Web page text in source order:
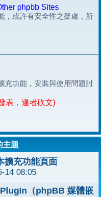
phpbb Sites
，或許有安全性之疑慮，所
充功能，安裝與使用問題討
表，違者砍文)
主題
擴充功能頁面
14 08:05
（phpBB 媒體嵌